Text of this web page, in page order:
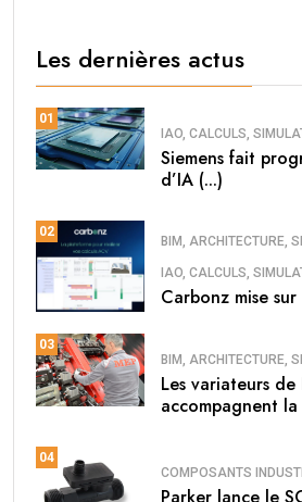
Les dernières actus
01
IAO, CALCULS,
Siemens fait
d’IA (...)
02
BIM, ARCHITECTURE,
IAO, CALCULS,
Carbonz mise
03
BIM, ARCHITECTURE,
Les variateurs de
accompagnent la
04
COMPOSANTS
Parker lance le